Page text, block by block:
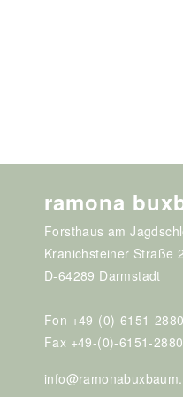
ramona
Forsthaus am
Kranichsteiner Straße
D-64289 Darmstadt
Fon +49-(0)-6151-
Fax +49-(0)-6151-